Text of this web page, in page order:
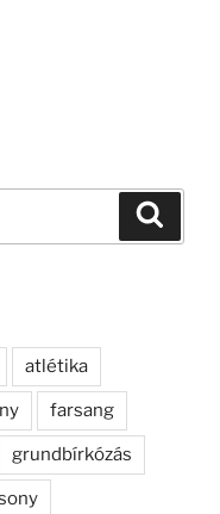
atlétika
farsang
grundbírkózás